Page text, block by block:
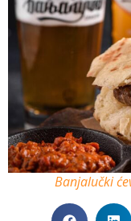
Banjalučki